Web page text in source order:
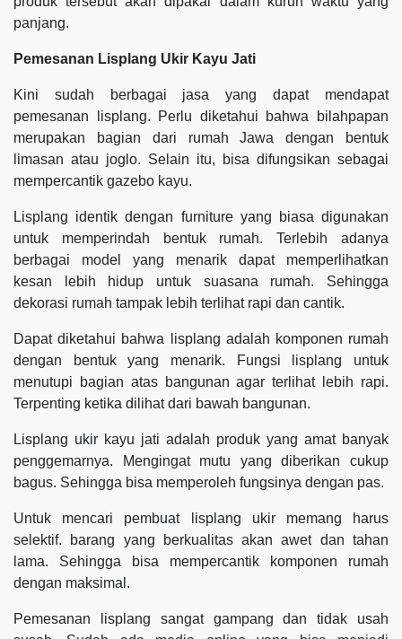
panjang.
Pemesanan Lisplang Ukir Kayu Jati
Kini sudah berbagai jasa yang dapat mendapat
pemesanan lisplang. Perlu diketahui bahwa bilahpapan
merupakan bagian dari rumah Jawa dengan bentuk
limasan atau joglo. Selain itu, bisa difungsikan sebagai
mempercantik gazebo kayu.
Lisplang identik dengan furniture yang biasa digunakan
untuk memperindah bentuk rumah. Terlebih adanya
berbagai model yang menarik dapat memperlihatkan
kesan lebih hidup untuk suasana rumah. Sehingga
dekorasi rumah tampak lebih terlihat rapi dan cantik.
Dapat diketahui bahwa lisplang adalah komponen rumah
dengan bentuk yang menarik. Fungsi lisplang untuk
menutupi bagian atas bangunan agar terlihat lebih rapi.
Terpenting ketika dilihat dari bawah bangunan.
Lisplang ukir kayu jati adalah produk yang amat banyak
penggemarnya. Mengingat mutu yang diberikan cukup
bagus. Sehingga bisa memperoleh fungsinya dengan pas.
Untuk mencari pembuat lisplang ukir memang harus
selektif. barang yang berkualitas akan awet dan tahan
lama. Sehingga bisa mempercantik komponen rumah
dengan maksimal.
Pemesanan lisplang sangat gampang dan tidak usah